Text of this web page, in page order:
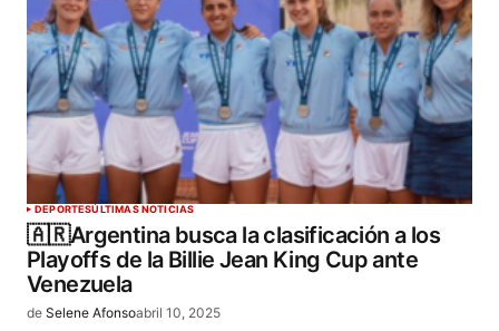
DEPORTESÚLTIMAS NOTICIAS
🇦🇷Argentina busca la clasificación a los
Playoffs de la Billie Jean King Cup ante
Venezuela
de Selene Afonsoabril 10, 2025